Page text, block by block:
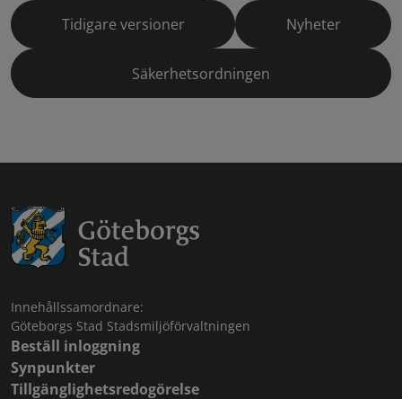
Tidigare versioner Nyheter
Säkerhetsordningen
Innehållssamordnare:
Göteborgs Stad Stadsmiljöförvaltningen
Beställ inloggning
Synpunkter
Tillgänglighetsredogörelse